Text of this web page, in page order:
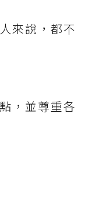
來說，都不
，並尊重各